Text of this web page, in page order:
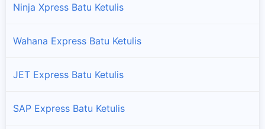
Ninja Xpress Batu Ketulis
Wahana Express Batu Ketulis
JET Express Batu Ketulis
SAP Express Batu Ketulis